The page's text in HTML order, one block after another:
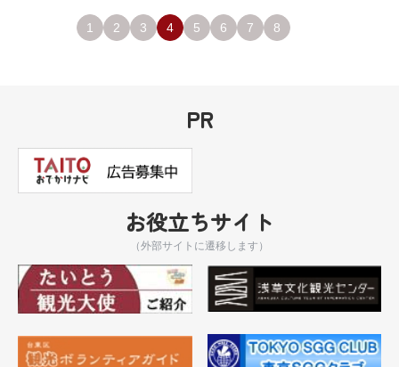
1 2 3 4 5 6 7 8
PR
お役立ちサイト
（外部サイトに遷移します）